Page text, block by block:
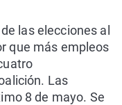
las elecciones al
que más empleos
Las
8 de mayo. Se